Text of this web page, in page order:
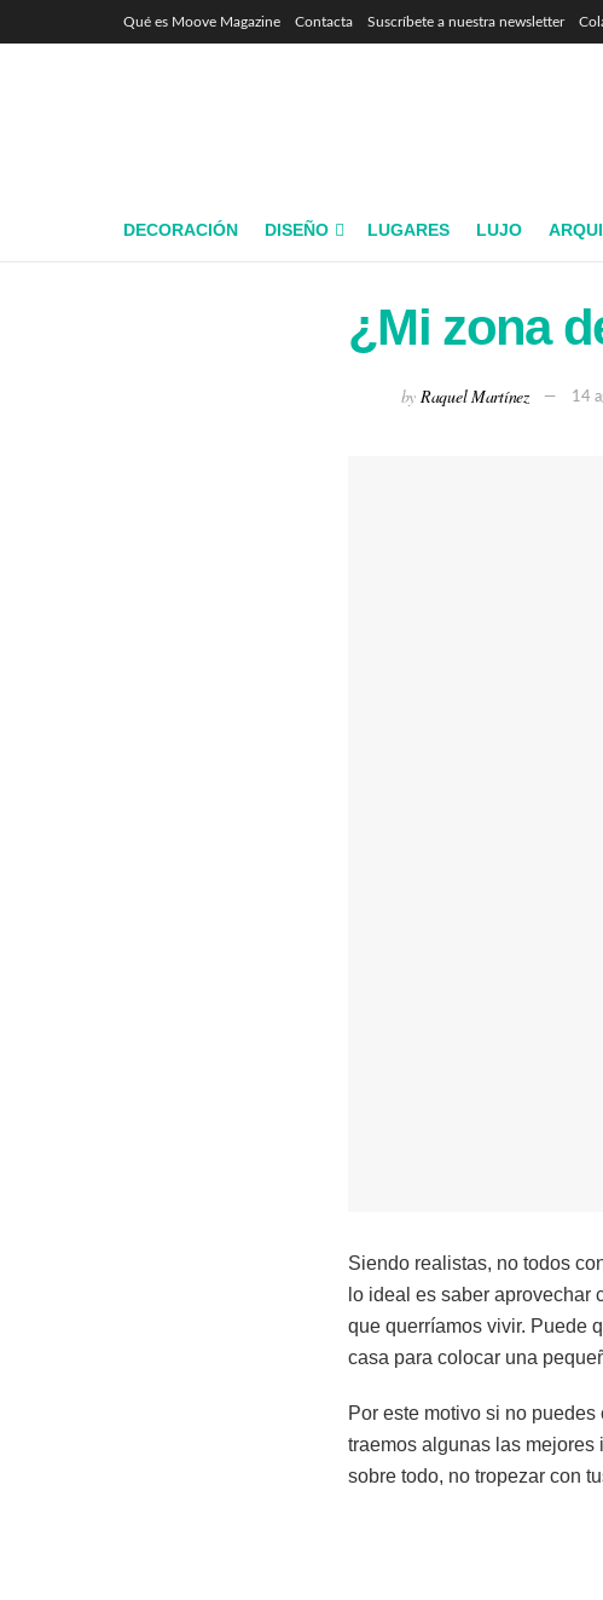
Qué es Moove Magazine Contacta Suscríbete a nuestra newsletter
DECORACIÓN DISEÑO LUGARES LUJO
¿Mi zona
by Raquel Martínez 14
Siendo realistas, no todos
lo ideal es saber aprovechar
que querríamos vivir. Puede
casa para colocar una
Por este motivo si no
traemos algunas las mejores
sobre todo, no tropezar con